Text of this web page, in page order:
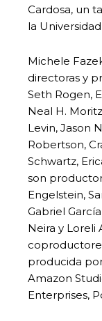
Cardosa, un
la
Michele
directoras y
Seth Rogen,
Neal H.
Levin, Jason
Robertson,
Schwartz,
son
Engelstein,
Gabriel
Neira y Loreli
producida
Amazon
Enterprises,